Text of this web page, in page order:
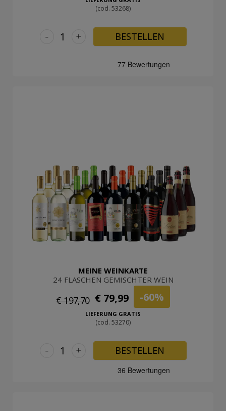
(cod. 53268)
+
- BESTELLEN
MEINE WEINKARTE
24 FLASCHEN GEMISCHTER WEIN
€ 197,70 € 79,99 -60%
LIEFERUNG GRATIS
(cod. 53270)
+
- BESTELLEN